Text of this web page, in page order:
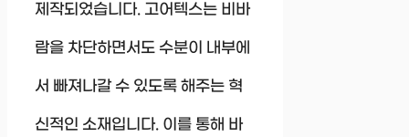
제작되었습니다. 고어텍스는 비바
람을 차단하면서도 수분이 내부에
서 빠져나갈 수 있도록 해주는 혁
신적인 소재입니다. 이를 통해 바